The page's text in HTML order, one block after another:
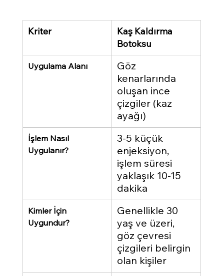
Kriter
Kaş Kaldırma
Botoksu
Uygulama Alanı
Göz
kenarlarında
oluşan ince
çizgiler (kaz
ayağı)
İşlem Nasıl
Uygulanır?
3-5 küçük
enjeksiyon,
işlem süresi
yaklaşık 10-15
dakika
Kimler İçin
Uygundur?
Genellikle 30
yaş ve üzeri,
göz çevresi
çizgileri belirgin
olan kişiler